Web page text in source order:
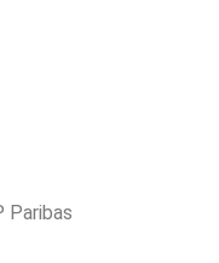
Paribas